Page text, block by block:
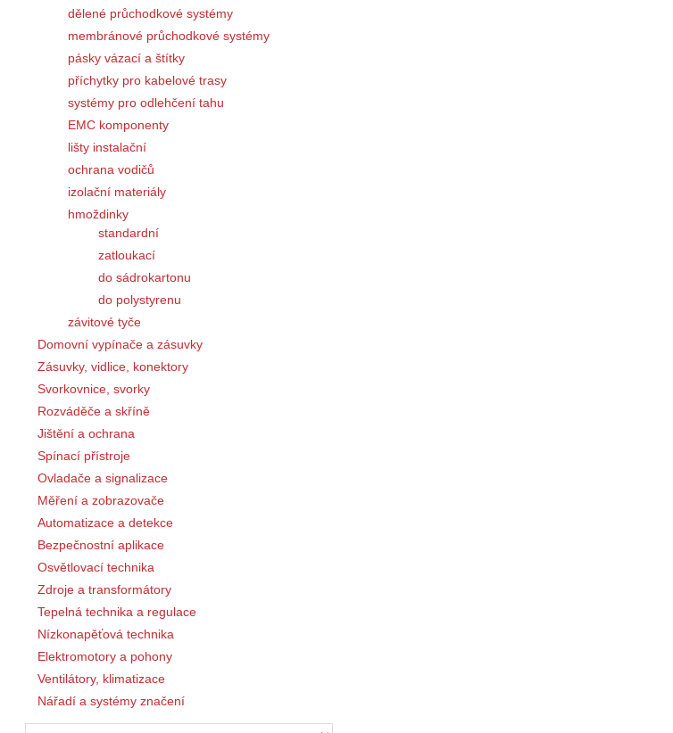
dělené průchodkové systémy
membránové průchodkové systémy
pásky vázací a štítky
příchytky pro kabelové trasy
systémy pro odlehčení tahu
EMC komponenty
lišty instalační
ochrana vodičů
izolační materiály
hmoždinky
standardní
zatloukací
do sádrokartonu
do polystyrenu
závitové tyče
Domovní vypínače a zásuvky
Zásuvky, vidlice, konektory
Svorkovnice, svorky
Rozváděče a skříně
Jištění a ochrana
Spínací přístroje
Ovladače a signalizace
Měření a zobrazovače
Automatizace a detekce
Bezpečnostní aplikace
Osvětlovací technika
Zdroje a transformátory
Tepelná technika a regulace
Nízkonapěťová technika
Elektromotory a pohony
Ventilátory, klimatizace
Nářadí a systémy značení